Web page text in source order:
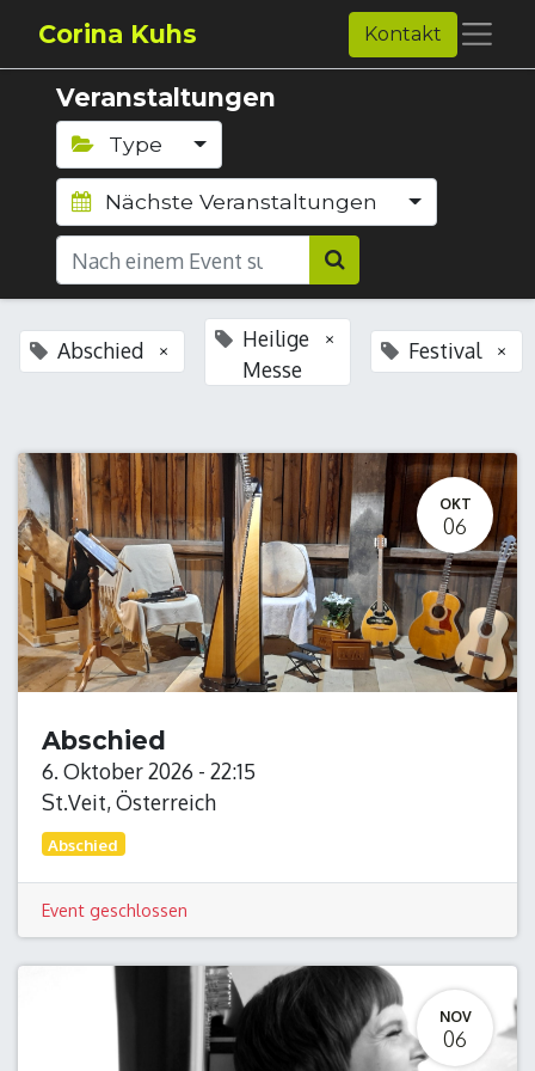
Corina Kuhs Kontakt
Veranstaltungen
Type
Nächste Veranstaltungen
Abschied ×
Heilige
Messe
× Festival ×
OKT
06
Abschied
6. Oktober 2026 - 22:15
St.Veit,Österreich
Abschied
Event geschlossen
NOV
06